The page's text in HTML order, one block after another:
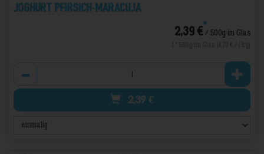
Joghurt Pfirsich-Maracuja
2,39 €*/ 500g im Glas
2,39 €